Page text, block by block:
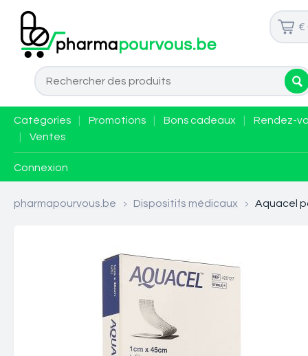
€
Catégories Promotions Bons cadeaux
Rendez-
Ventes
Connexion
pharmapourvous.be > Dispositifs médicaux > Aquacel